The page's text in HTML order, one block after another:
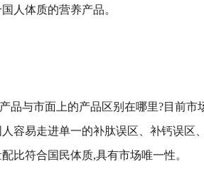
人体质的营养产品。
品与市面上的产品区别在哪里?目前市
容易走进单一的补肽误区、补钙误区
比符合国民体质,具有市场唯一性。